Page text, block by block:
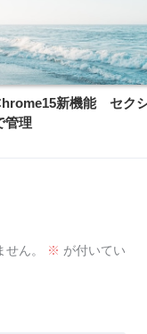
新機能 セク
管理
ん。 ※ が付いてい